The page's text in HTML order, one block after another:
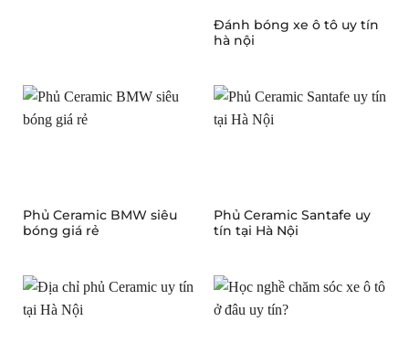
Đánh bóng xe ô tô uy tín
hà nội
Phủ Ceramic BMW siêu
bóng giá rẻ
Phủ Ceramic Santafe uy
tín tại Hà Nội